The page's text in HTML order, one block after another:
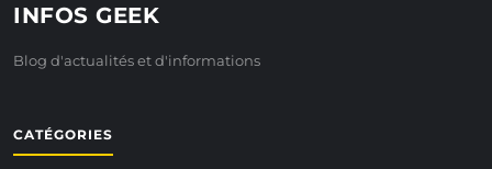
INFOS GEEK
Blog d'actualités et d'informations
CATÉGORIES